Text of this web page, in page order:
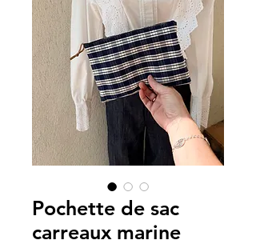
Pochette de sac
carreaux marine